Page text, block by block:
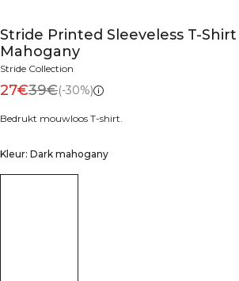
Stride Printed Sleeveless T-
Mahogany
Stride Collection
27€39€(-30%)
Bedrukt mouwloos T-shirt.
Kleur: Dark mahogany